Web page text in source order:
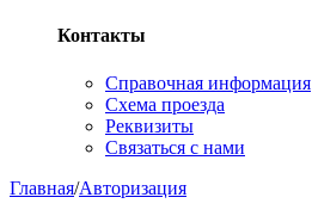
Контакты
Справочная информация
Схема проезда
Реквизиты
Связаться с нами
Главная/Авторизация